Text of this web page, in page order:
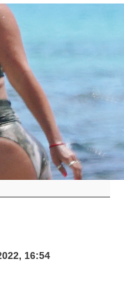
con Elena
su
cuando le
Tablada
16:54